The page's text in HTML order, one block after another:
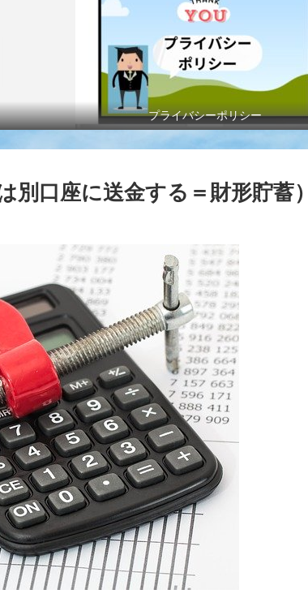
プライバシーポリシー
別口座に送金する＝財形貯蓄